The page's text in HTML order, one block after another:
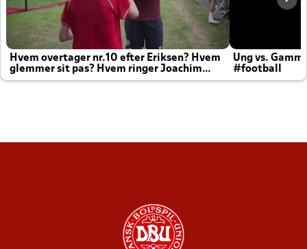
Hvem overtager nr.10 efter Eriksen? Hvem
glemmer sit pas? Hvem ringer Joachim
altid til efter kampe?
Ung vs.
#football